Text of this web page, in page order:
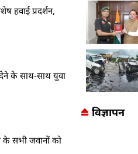
हवाई प्रदर्शन,
के साथ-साथ युवा
के सभी जवानों को
विज्ञापन